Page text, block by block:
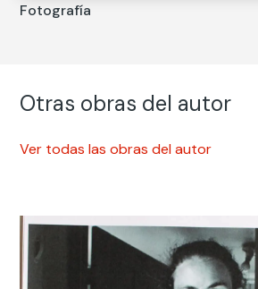
Fotografía
Otras obras del autor
Ver todas las obras del autor